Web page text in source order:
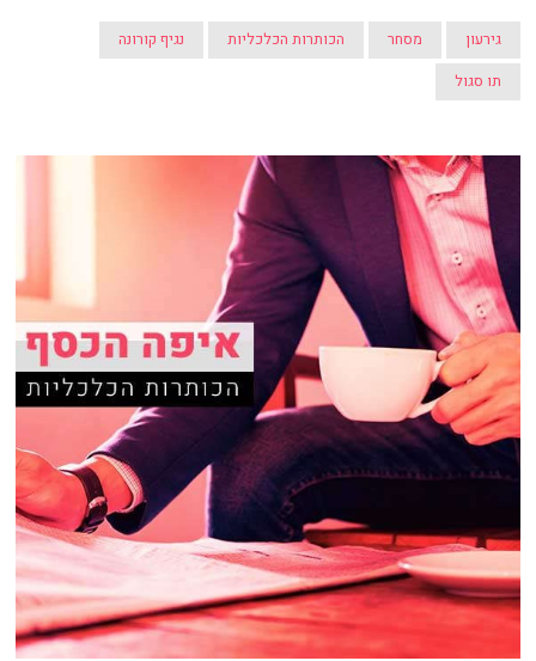
גירעון מסחר הכותרות הכלכליות
נגיף קורונה
תו סגול